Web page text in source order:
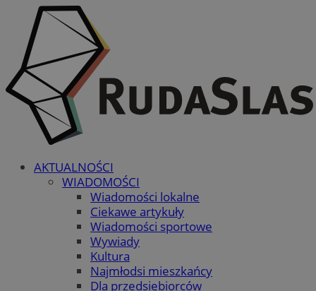
AKTUALNOŚCI
WIADOMOŚCI
Wiadomości lokalne
Ciekawe artykuły
Wiadomości sportowe
Wywiady
Kultura
Najmłodsi mieszkańcy
Dla przedsiębiorców